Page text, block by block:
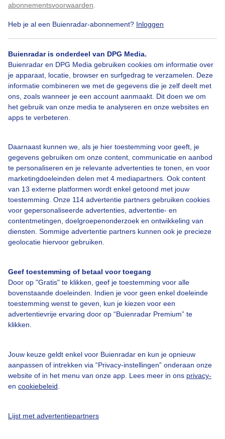
abonnementsvoorwaarden
Heb je al een Buienradar-abonnement? Inloggen
Buienradar is onderdeel van DPG Media.
Buienradar en DPG Media gebruiken cookies om informatie over
je apparaat, locatie, browser en surfgedrag te verzamelen. Deze
informatie combineren we met de gegevens die je zelf deelt met
ons, zoals wanneer je een account aanmaakt. Dit doen we om
het gebruik van onze media te analyseren en onze websites en
apps te verbeteren.
Daarnaast kunnen we, als je hier toestemming voor geeft, je
gegevens gebruiken om onze content, communicatie en aanbod
te personaliseren en je relevante advertenties te tonen, en voor
marketingdoeleinden delen met 4 mediapartners. Ook content
van 13 externe platformen wordt enkel getoond met jouw
toestemming. Onze 114 advertentie partners gebruiken cookies
voor gepersonaliseerde advertenties, advertentie- en
contentmetingen, doelgroepenonderzoek en ontwikkeling van
diensten. Sommige advertentie partners kunnen ook je precieze
geolocatie hiervoor gebruiken.
Geef toestemming of betaal voor toegang
Door op "Gratis" te klikken, geef je toestemming voor alle
bovenstaande doeleinden. Indien je voor geen enkel doeleinde
toestemming wenst te geven, kun je kiezen voor een
advertentievrije ervaring door op “Buienradar Premium” te
klikken.
Jouw keuze geldt enkel voor Buienradar en kun je opnieuw
aanpassen of intrekken via “Privacy-instellingen” onderaan onze
website of in het menu van onze app. Lees meer in ons privacy-
en cookiebeleid
Lijst met advertentiepartners
Kerk Wolken Wind
Bekijk slideshow
Een moment geduld aub...
Bedrijfsgegevens
Veelgestelde vragen
Contact
Adverteren
Buienradar Team
Cookie beleid